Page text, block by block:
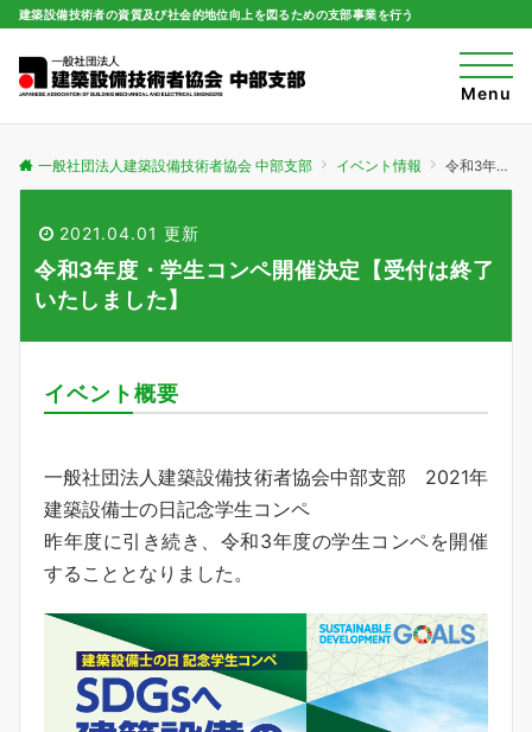
建築設備技術者の資質及び社会的地位向上を図るための支部事業を行う
t
o
g
n
a
t
Menu
一般社団法人建築設備技術者協会 中部支部 イベント情報 令和3年度・学生コンペ開催決定【受付は終了いたしました】
2021.04.01 更新
令和3年度・学生コンペ開催決定【受付は終了
いたしました】
イベント概要
一般社団法人建築設備技術者協会中部支部 2021年
建築設備士の日記念学生コンペ
昨年度に引き続き、令和3年度の学生コンペを開催
することとなりました。